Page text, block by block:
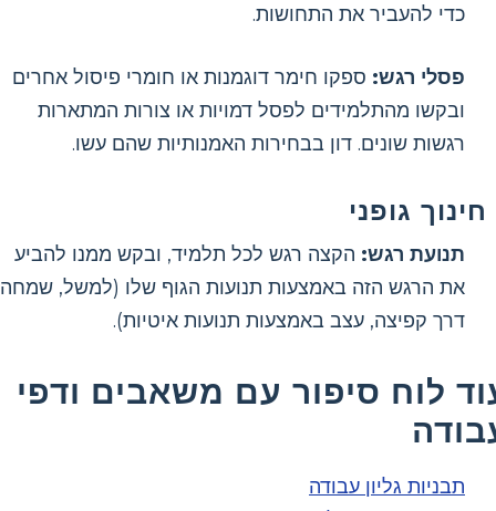
כדי להעביר את התחושות.
פסלי רגש: ספקו חימר דוגמנות או חומרי פיסול אחרים
ובקשו מהתלמידים לפסל דמויות או צורות המתארות
רגשות שונים. דון בבחירות האמנותיות שהם עשו.
חינוך גופני
תנועת רגש: הקצה רגש לכל תלמיד, ובקש ממנו להביע
את הרגש הזה באמצעות תנועות הגוף שלו (למשל, שמחה
דרך קפיצה, עצב באמצעות תנועות איטיות).
לוח סיפור עם משאבים ודפי
תבניות גליון עבודה